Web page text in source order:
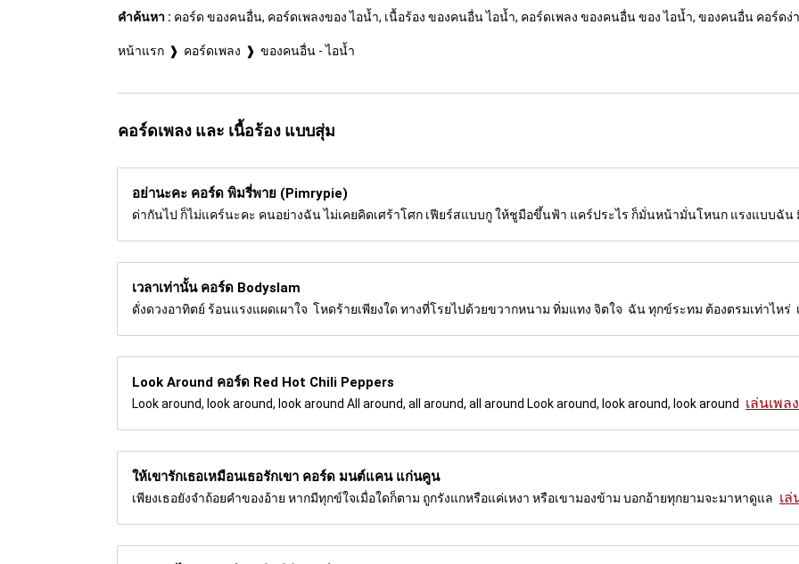
คำค้นหา : คอร์ด ของคนอื่น, คอร์ดเพลงของ ไอน้ำ, เนื้อร้อง ของคนอื่น ไอน้ำ, คอร์ดเพลง ของคนอื่น ของ ไอน้ำ, ของคนอื่น คอร์ด
หน้าแรก คอร์ดเพลง ของคนอื่น - ไอน้ำ
คอร์ดเพลง และ เนื้อร้อง แบบสุ่ม
อย่านะคะ คอร์ด พิมรี่พาย (Pimrypie)
ด่ากันไป ก็ไม่แคร์นะคะ คนอย่างฉัน ไม่เคยคิดเศร้าโศก เฟียร์สแบบกู ให้ชูมือขึ้นฟ้า แคร์ประไร ก็มั่นหน้ามั่นโหนก แรงแบบฉัน
เวลาเท่านั้น คอร์ด Bodyslam
ดั่งดวงอาทิตย์ ร้อนแรงแผดเผาใจ โหดร้ายเพียงใด ทางที่โรยไปด้วยขวากหนาม ทิ่มแทง จิตใจ ฉัน ทุกข์ระทม ต้องตรมเท่าไหร่
Look Around คอร์ด Red Hot Chili Peppers
Look around, look around, look around All around, all around, all around Look around, look around, look around เล่นเพล
ให้เขารักเธอเหมือนเธอรักเขา คอร์ด มนต์แคน แก่นคูน
เพียงเธอยังจำถ้อยคำของอ้าย หากมีทุกข์ใจเมื่อใดก็ตาม ถูกรังแกหรือแค่เหงา หรือเขามองข้าม บอกอ้ายทุกยามจะมาหาดูแล เล่